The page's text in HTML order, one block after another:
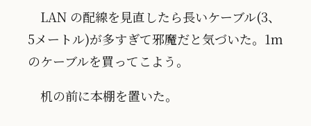
LAN の配線を見直したら長いケーブル(3、
5メートル)が多すぎて邪魔だと気づいた。1m
のケーブルを買ってこよう。
机の前に本棚を置いた。